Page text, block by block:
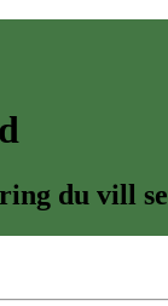
du vill se